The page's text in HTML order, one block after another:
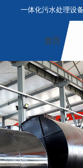
一体化污水处理设
首页